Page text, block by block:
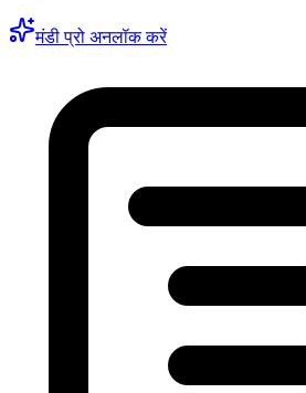
मंडी प्रो अनलॉक करें